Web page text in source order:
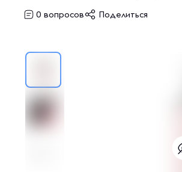
0 вопросов Поделиться